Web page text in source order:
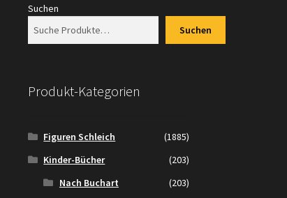
Suchen
Suchen
Produkt-Kategorien
Figuren Schleich
(1885)
Kinder-Bücher
(203)
Nach Buchart
(203)